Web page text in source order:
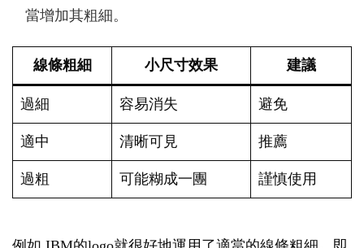
當增加其粗細。
線條粗細 小尺寸效果 建議
過細 容易消失 避免
適中 清晰可見 推薦
過粗 可能糊成一團 謹慎使用